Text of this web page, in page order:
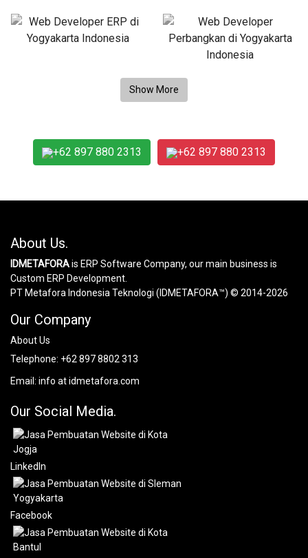
+62 897 880 2313 +62 897 880 2313
About Us.
IDMETAFORAis ERP Software Company, our main business is
Custom ERP Development.
PT Metafora Indonesia Teknologi (IDMETAFORA™) © 2014-2026
Our Company
About Us
Telephone: +62 897 8802 313
Email: info at idmetafora.com
Our Social Media.
LinkedIn
Facebook